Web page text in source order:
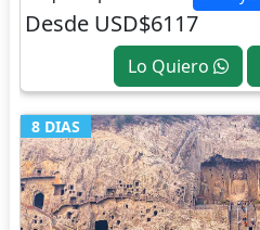
Desde USD$6117
Lo Quiero
8 DIAS